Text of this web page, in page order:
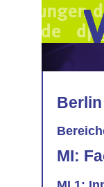
Berlin
MI: